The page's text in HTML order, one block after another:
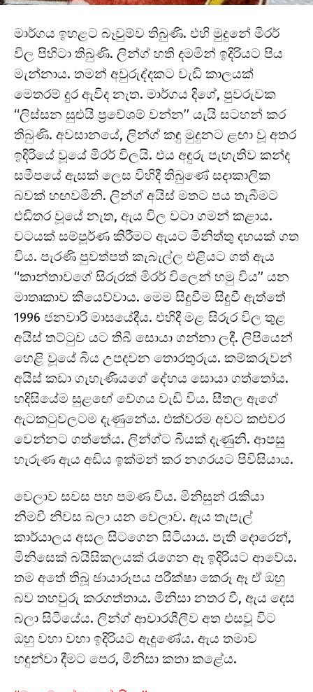
මාර්ගය ඉහළට බෑවුම්ව තිබුණි. එහි මුදුනේ මිරර්
විල පිහිටා තිබුණි. ලින්ග් හති දමමින් ඉදිරියට පිය
මැන්නාය. තමන් අවුරුද්දකට වැඩි කාලයක්
මෙතරම් දුර ඇවිද නැත. මාර්ගය දිගේ, පුවරුවක
“ලිස්සන සුළුයි ප්‍රවේශම් වන්න” යැයි සටහන් කර
තිබුණි. අවසානයේ, ලින්ග් කඳු මුදුනට ළඟා වූ අතර
ඉදිරියේ වූයේ මිරර් විලයි. එය අඳුරු පැහැතිව කන්ද
සමීපයේ ඇසක් ලෙස විහිදී තිබුණේ සදාකාලික
බවක් හඟවමිනි. ලින්ග් අයිස් මතට පය තැබීමට
එඩිතර වූයේ නැත, ඇය විල වටා ගමන් කළාය.
වටයක් සම්පූර්ණ කිරීමට ඇයට මිනිත්තු දහයක් ගත
විය. පැරණි පුවත්පත් කැබැල්ල එළියට ගත් ඇය
“කාන්තාවගේ සිරුරක් මිරර් විලෙන් හමු විය” යන
මාතෘකාව කියෙව්වාය. මෙම සිදුවීම සිදුවී ඇත්තේ
1996 ජනවාරි මාසයේදීය. එහිදී මළ සිරුර විල තුළ
අයිස් තට්ටුව යට තිබී සොයා ගන්නා ලදී. ලිපියෙන්
හෙළි වූයේ බිය උපදවන තොරතුරුය. කම්කරුවන්
අයිස් කඩා ගැහැණියගේ දේහය සොයා ගත්තෝය.
හදිසියේම සුළඟේ වේගය වැඩි විය. සීතල ඇගේ
ඇටකටුවලටම දැණුනේය. එක්වරම අවට කළුවර
වෙන්නට ගත්තේය. ලින්ග්ට බියක් දැණුනි. ආපසු
හැරුණ ඇය අඩිය ඉක්මන් කර නගරයට පිවිසියාය.
වෙලාව සවස පහ පමණ විය. මිනිසුන් රැකියා
නිමවී නිවස බලා යන වෙලාව. ඇය තැපැල්
කාර්යාලය අසල සිටගෙන සිටියාය. පැති දොරෙන්,
මිනිසෙක් බයිසිකලයක් රැගෙන ඈ ඉදිරියට ආවේය.
තම අතේ තිබූ ඡායාරූපය පරීක්ෂා කෙරූ ඈ ඒ ඔහු
බව තහවුරු කරගත්තාය. මිනිසා නතර වී, ඇය දෙස
බලා සිටියේය. ලින්ග් ආචාරශීලීව අත එසවූ විට
ඔහු වහා වහා ඉදිරියට ඇදුණේය. ඇය තමාව
හඳුන්වා දීමට පෙර, මිනිසා කතා කළේය.